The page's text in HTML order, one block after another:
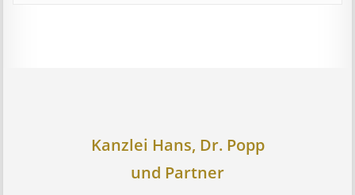
Kanzlei Hans, Dr. Popp
und Partner